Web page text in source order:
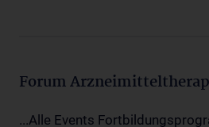
Forum
...Alle Events